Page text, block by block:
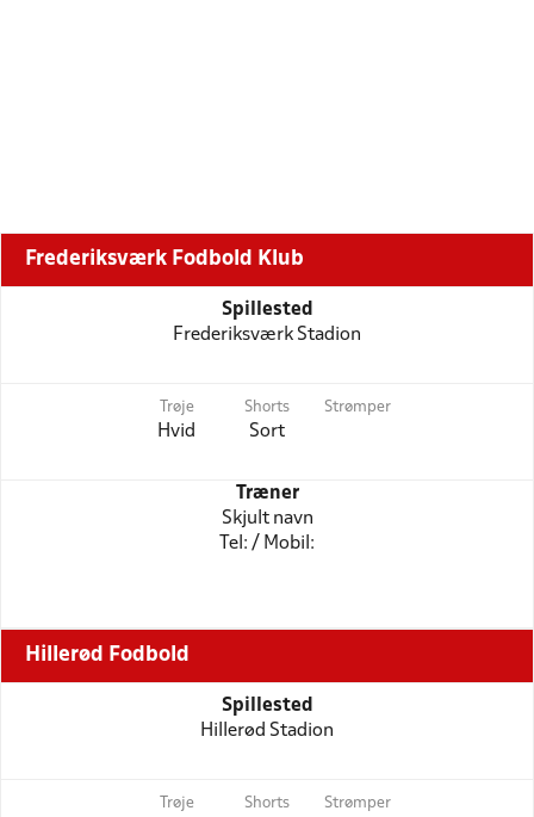
Frederiksværk Fodbold Klub
Spillested
Frederiksværk Stadion
Trøje
Hvid
Shorts
Sort
Strømper
Træner
Skjult navn
Tel: / Mobil:
Hillerød Fodbold
Spillested
Hillerød Stadion
Trøje Shorts Strømper